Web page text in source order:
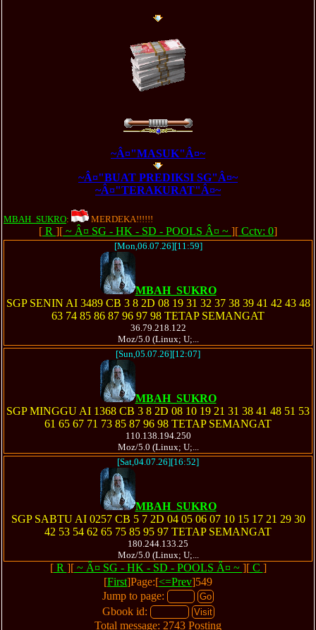
~Â¤"MASUK"Â¤~
~Â¤"BUAT PREDIKSI SG"Â¤~
~Â¤"TERAKURAT"Â¤~
MBAH_SUKRO: MERDEKA!!!!!!
[ R ][ ~ Â¤ SG - HK - SD - POOLS Â¤ ~ ][ Cctv: 0]
[Mon,06.07.26][11:59]
MBAH_SUKRO
SGP SENIN AI 3489 CB 3 8 2D 08 19 31 32 37 38 39 41 42 43 48
63 74 85 86 87 96 97 98 TETAP SEMANGAT
36.79.218.122
Moz/5.0 (Linux; U;...
[Sun,05.07.26][12:07]
MBAH_SUKRO
SGP MINGGU AI 1368 CB 3 8 2D 08 10 19 21 31 38 41 48 51 53
61 65 67 71 73 85 87 96 98 TETAP SEMANGAT
110.138.194.250
Moz/5.0 (Linux; U;...
[Sat,04.07.26][16:52]
MBAH_SUKRO
SGP SABTU AI 0257 CB 5 7 2D 04 05 06 07 10 15 17 21 29 30
42 53 54 62 65 75 85 95 97 TETAP SEMANGAT
180.244.133.25
Moz/5.0 (Linux; U;...
[R ][~ Â¤ SG - HK - SD - POOLS Â¤ ~ ][C ]
[First]Page:[<=Prev]549
Jump to page:
Gbook id:
Total message: 2743 Posting